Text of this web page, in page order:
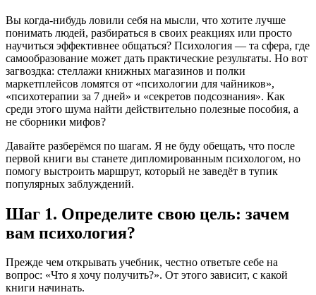
Вы когда-нибудь ловили себя на мысли, что хотите лучше
понимать людей, разбираться в своих реакциях или просто
научиться эффективнее общаться? Психология — та сфера, где
самообразование может дать практические результаты. Но вот
загвоздка: стеллажи книжных магазинов и полки
маркетплейсов ломятся от «психологии для чайников»,
«психотерапии за 7 дней» и «секретов подсознания». Как
среди этого шума найти действительно полезные пособия, а
не сборники мифов?
Давайте разберёмся по шагам. Я не буду обещать, что после
первой книги вы станете дипломированным психологом, но
помогу выстроить маршрут, который не заведёт в тупик
популярных заблуждений.
Шаг 1. Определите свою цель: зачем
вам психология?
Прежде чем открывать учебник, честно ответьте себе на
вопрос: «Что я хочу получить?». От этого зависит, с какой
книги начинать.